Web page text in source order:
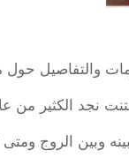
والتفاصيل
نجد الكثير من
وبين الروج